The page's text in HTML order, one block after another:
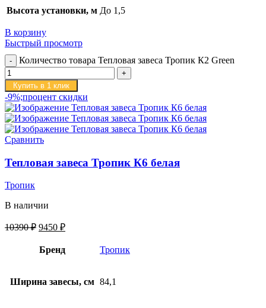
Высота установки, м До 1,5
В корзину
Быстрый просмотр
Количество товара Тепловая завеса Тропик К2 Green
Купить в 1 клик
-9%;процент скидки
Сравнить
Тепловая завеса Тропик К6 белая
Тропик
В наличии
10390₽ 9450 ₽
Бренд Тропик
Ширина завесы, см 84,1